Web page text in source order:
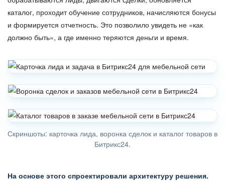
каталог, проходит обучение сотрудников, начисляются бонусы
и формируется отчетность. Это позволило увидеть не «как
должно быть», а где именно теряются деньги и время.
Скриншоты: карточка лида, воронка сделок и каталог товаров в
Битрикс24.
На основе этого спроектировали архитектуру решения.